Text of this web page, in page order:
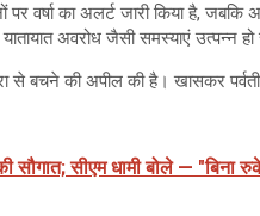
वर्षा का अलर्ट जारी किया है,
अवरोध जैसी समस्याएं उत्पन्न
बचने की अपील की है। खासकर
सौगात; सीएम धामी बोले — "बिना